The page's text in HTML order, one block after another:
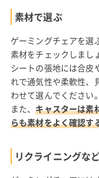
素材で選ぶ
ゲーミングチェアを選
素材をチェックしまし
シートの張地には合皮
れで通気性や柔軟性、
わせて選んでください。
また、キャスターは素
らも素材をよく確認す
リクライニングな